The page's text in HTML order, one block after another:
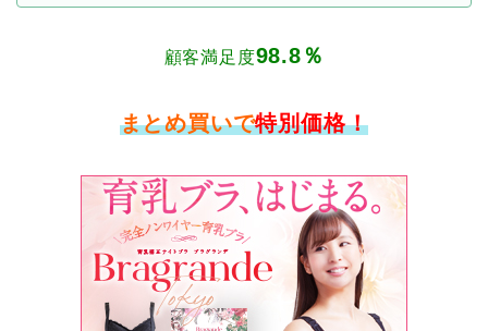
顧客満足度98.8％
まとめ買いで特別価格！